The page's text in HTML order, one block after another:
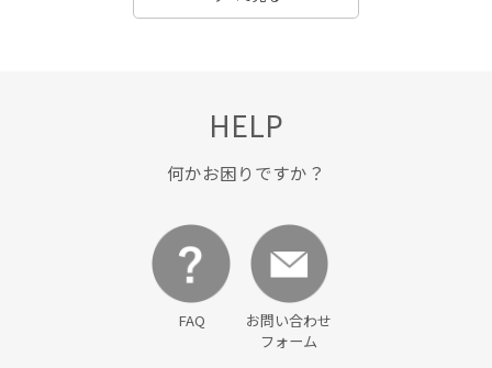
HELP
何かお困りですか？
FAQ
お問い合わせ
フォーム